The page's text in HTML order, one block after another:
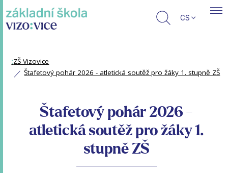
CS
:ZŠ Vizovice
Štafetový pohár 2026 - atletická soutěž pro žáky 1. stupně ZŠ
Štafetový pohár 2026 -
atletická soutěž pro žáky 1.
stupně ZŠ